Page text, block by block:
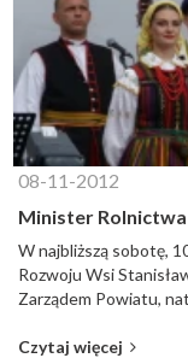
08-11-2012
Minister
W najbliższą sobotę,
Rozwoju Wsi
Zarządem Powiatu,
Czytaj więcej